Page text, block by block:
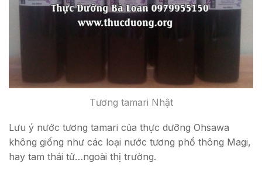
Tương tamari Nhật
Lưu ý nước tương tamari của thực dưỡng Ohsawa
không giống như các loại nước tương phổ thông Magi,
hay tam thái tử…ngoài thị trường.